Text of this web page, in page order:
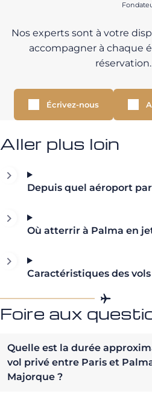
Nos experts sont à votre
accompagner à chaque
réservation.
Écrivez-nous
Aller plus loin
Depuis quel aéroport
Où atterrir à Palma en
Caractéristiques des
Foire aux
Quelle est la durée
vol privé entre Paris et
Majorque ?